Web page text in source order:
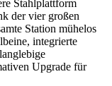
Stahlplattform
der vier großen
Station mühelos
integrierte
Upgrade für